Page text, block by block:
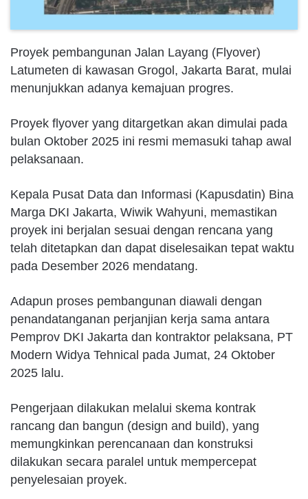
Proyek pembangunan Jalan Layang (Flyover)
Latumeten di kawasan Grogol, Jakarta Barat, mulai
menunjukkan adanya kemajuan progres.
Proyek flyover yang ditargetkan akan dimulai pada
bulan Oktober 2025 ini resmi memasuki tahap awal
pelaksanaan.
Kepala Pusat Data dan Informasi (Kapusdatin) Bina
Marga DKI Jakarta, Wiwik Wahyuni, memastikan
proyek ini berjalan sesuai dengan rencana yang
telah ditetapkan dan dapat diselesaikan tepat waktu
pada Desember 2026 mendatang.
Adapun proses pembangunan diawali dengan
penandatanganan perjanjian kerja sama antara
Pemprov DKI Jakarta dan kontraktor pelaksana, PT
Modern Widya Tehnical pada Jumat, 24 Oktober
2025 lalu.
Pengerjaan dilakukan melalui skema kontrak
rancang dan bangun (design and build), yang
memungkinkan perencanaan dan konstruksi
dilakukan secara paralel untuk mempercepat
penyelesaian proyek.